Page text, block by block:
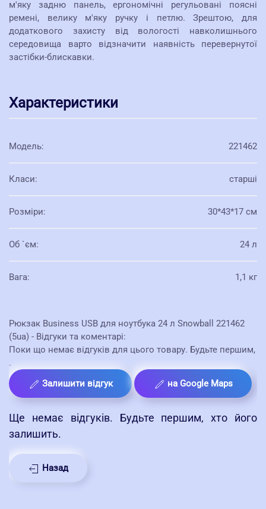
м'яку задню панель, ергономічні регульовані поясні
ремені, велику м'яку ручку і петлю. Зрештою, для
додаткового захисту від вологості навколишнього
середовища варто відзначити наявність перевернутої
застібки-блискавки.
Характеристики
Модель: 221462
Класи: старші
Розміри: 30*43*17 см
Об `єм: 24 л
Вага: 1,1 кг
Рюкзак Business USB для ноутбука 24 л Snowball 221462
(5ua) - Відгуки та коментарі:
Поки що немає відгуків для цього товару. Будьте першим,
.
Залишити відгук
на Google Maps
Ще немає відгуків. Будьте першим, хто його
залишить.
Назад